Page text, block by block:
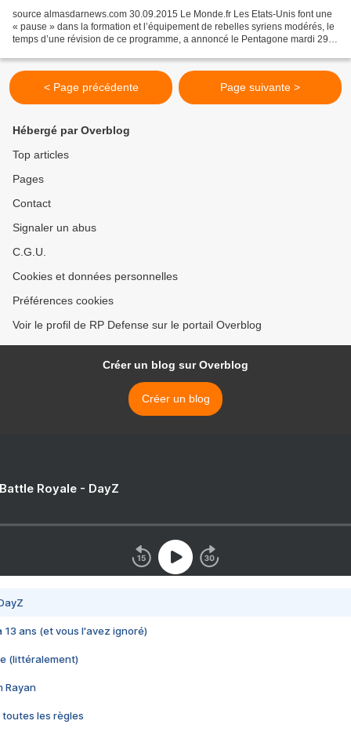
source almasdarnews.com 30.09.2015 Le Monde.fr Les Etats-Unis font une
« pause » dans la formation et l’équipement de rebelles syriens modérés, le
temps d’une révision de ce programme, a annoncé le Pentagone mardi 29
< Page précédente Page suivante >
Hébergé par Overblog
Top articles
Pages
Contact
Signaler un abus
C.G.U.
Cookies et données personnelles
Préférences cookies
Voir le profil de RP Defense sur le portail Overblog
Créer un blog sur Overblog
Créer un blog
Royale - DayZ
13 ans (et vous l'avez ignoré)
(littéralement)
Rayan
toutes les règles